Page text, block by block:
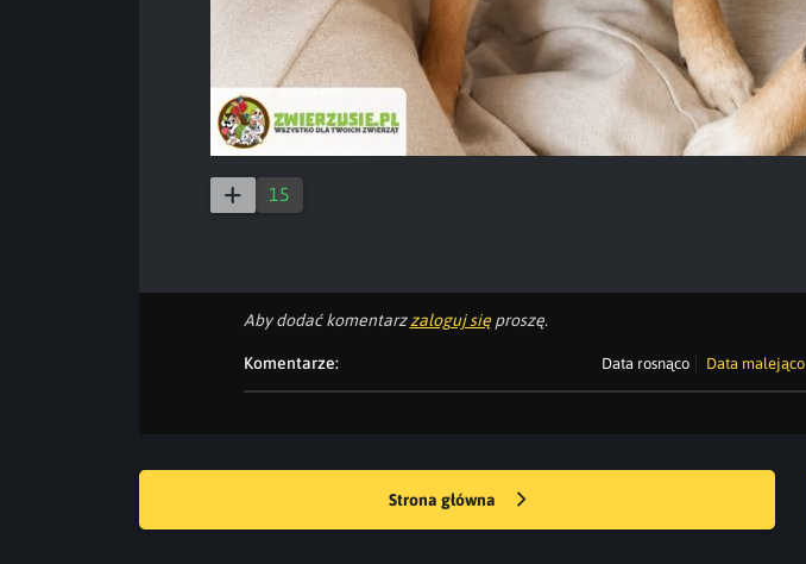
15
Aby dodać komentarzzaloguj sięproszę.
Komentarze: Data rosnąco Data malejąco
Strona główna